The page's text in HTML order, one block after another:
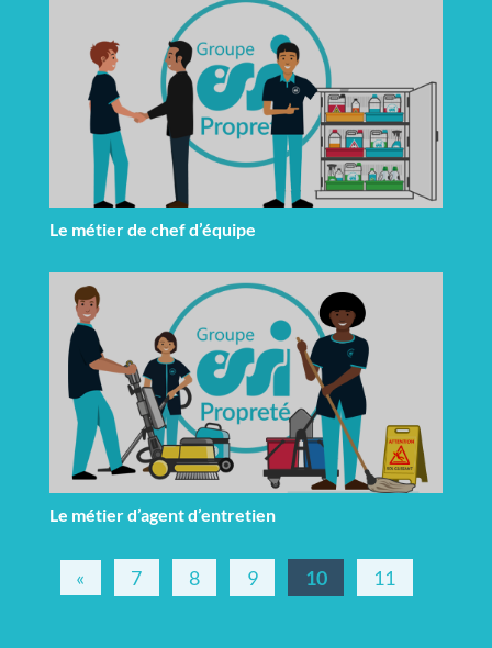
Le métier de chef d’équipe
Le métier d’agent d’entretien
« 7 8 9 10 11